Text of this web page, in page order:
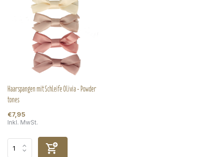
Haarspangen mit Schleife Olivia - Powder
tones
€7,95
Inkl. MwSt.